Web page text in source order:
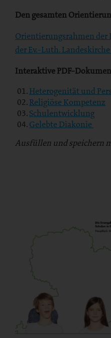
Den gesamten
Orientierungsrahmen der
der Ev.-Luth. Landeskirche
Interaktive PDF-
Heterogenität und
Religiöse Kompetenz
Schulentwicklung
Gelebte Diakonie
Ausfüllen und speichern